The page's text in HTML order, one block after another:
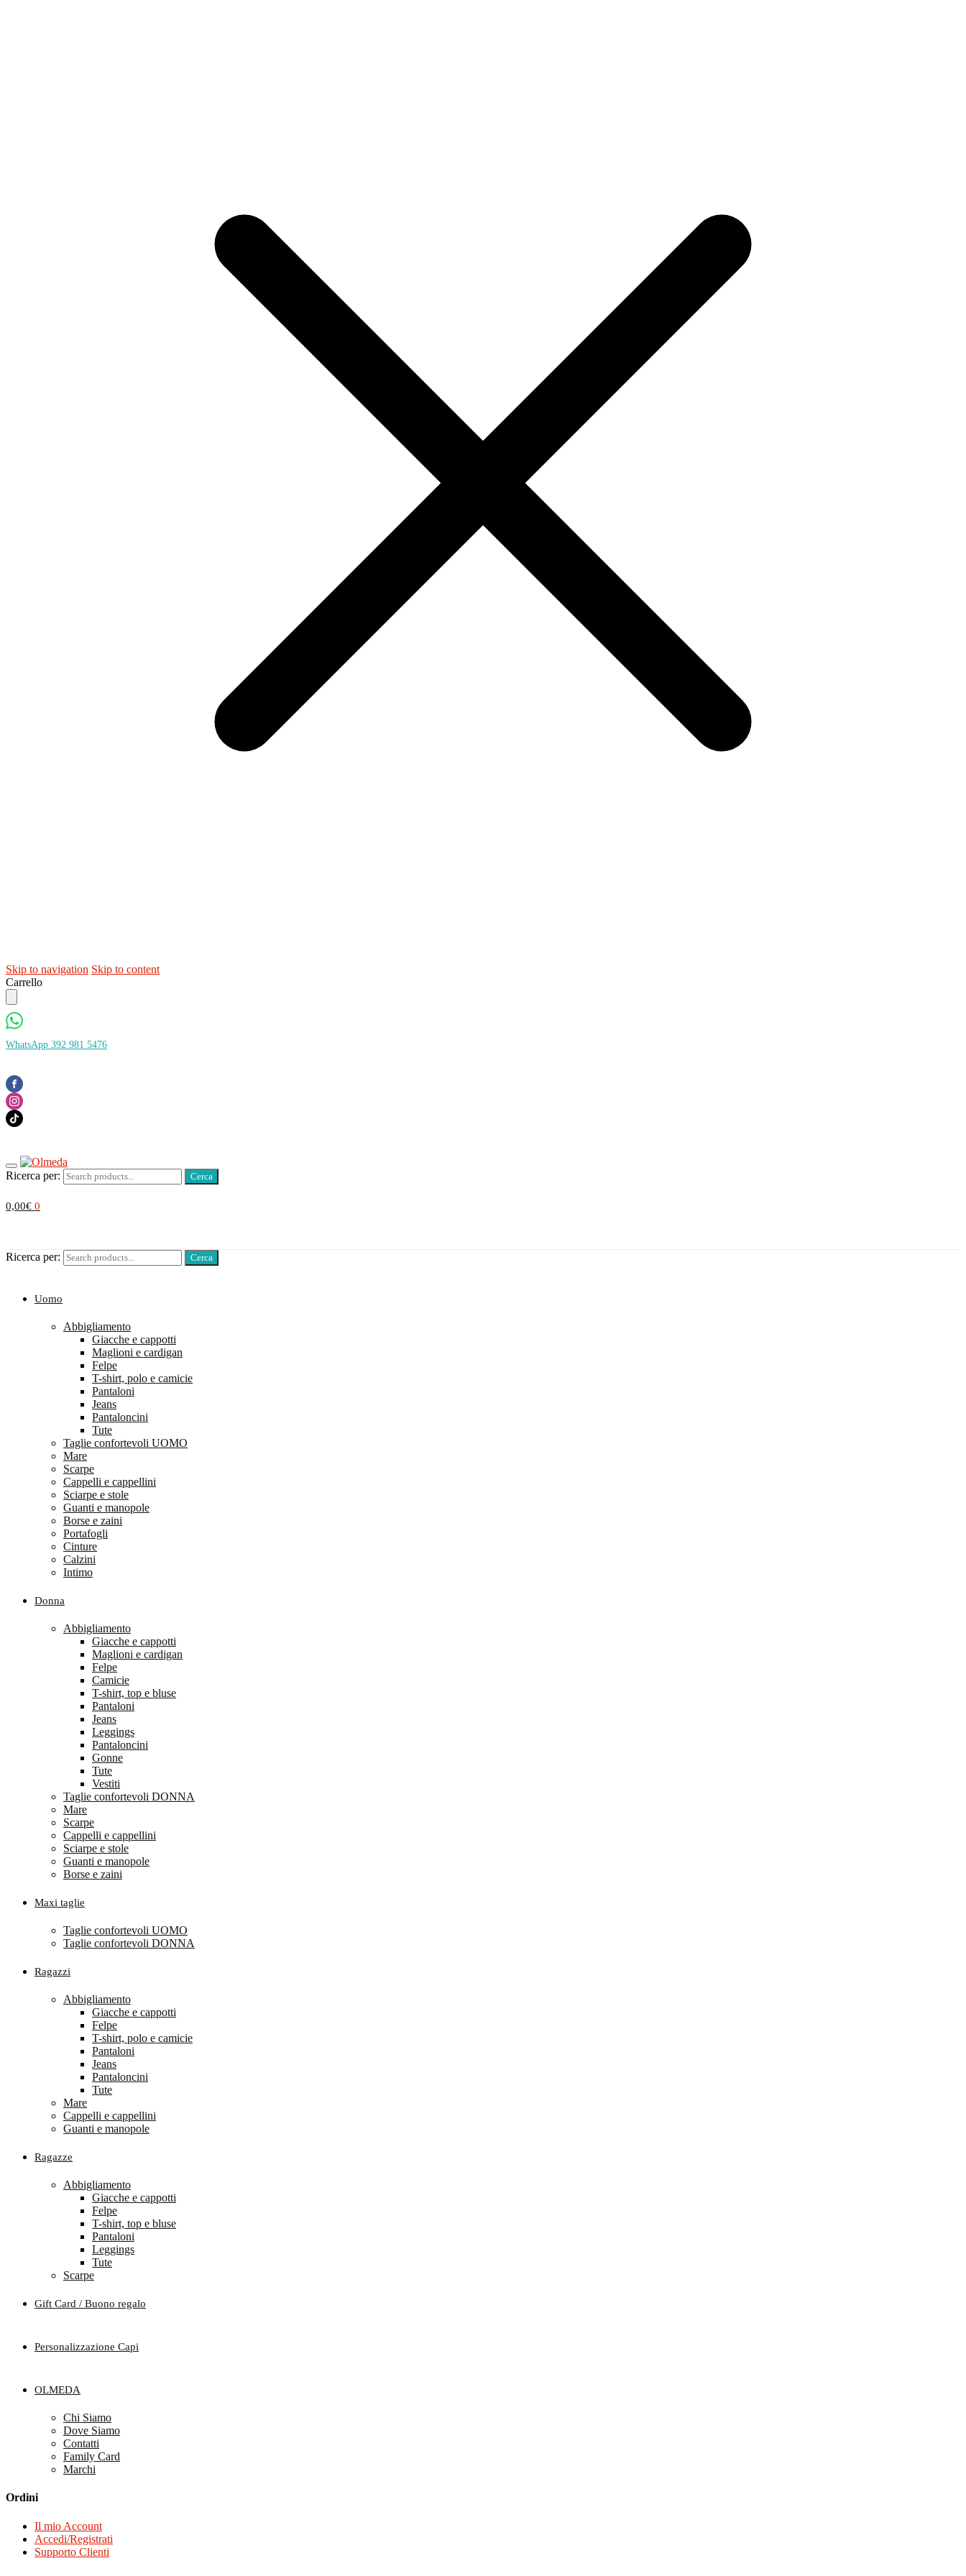
Skip to navigation Skip to content
Carrello
WhatsApp 392 981 5476
Ricerca per:
0,00€ 0
Ricerca per:
Uomo
Abbigliamento
Giacche e cappotti
Maglioni e cardigan
Felpe
T-shirt, polo e camicie
Pantaloni
Jeans
Pantaloncini
Tute
Taglie confortevoli UOMO
Mare
Scarpe
Cappelli e cappellini
Sciarpe e stole
Guanti e manopole
Borse e zaini
Portafogli
Cinture
Calzini
Intimo
Donna
Abbigliamento
Giacche e cappotti
Maglioni e cardigan
Felpe
Camicie
T-shirt, top e bluse
Pantaloni
Jeans
Leggings
Pantaloncini
Gonne
Tute
Vestiti
Taglie confortevoli DONNA
Mare
Scarpe
Cappelli e cappellini
Sciarpe e stole
Guanti e manopole
Borse e zaini
Maxi taglie
Taglie confortevoli UOMO
Taglie confortevoli DONNA
Ragazzi
Abbigliamento
Giacche e cappotti
Felpe
T-shirt, polo e camicie
Pantaloni
Jeans
Pantaloncini
Tute
Mare
Cappelli e cappellini
Guanti e manopole
Ragazze
Abbigliamento
Giacche e cappotti
Felpe
T-shirt, top e bluse
Pantaloni
Leggings
Tute
Scarpe
Gift Card / Buono regalo
Personalizzazione Capi
OLMEDA
Chi Siamo
Dove Siamo
Contatti
Family Card
Marchi
Ordini
Il mio Account
Accedi/Registrati
Supporto Clienti